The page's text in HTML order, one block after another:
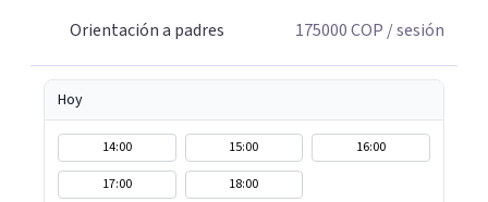
Orientación a padres
175000COP / sesión
Hoy
14:00 15:00
16:00
17:00
18:00